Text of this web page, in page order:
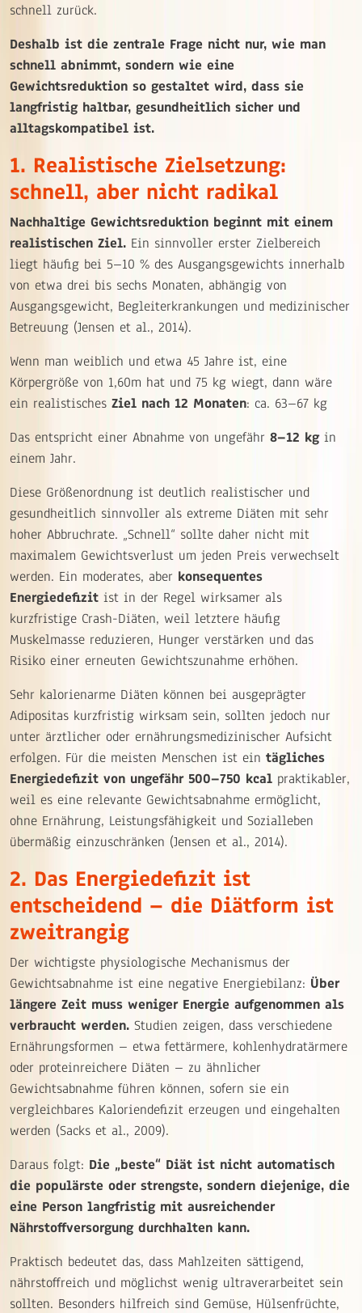
schnell zurück.
Deshalb ist die zentrale Frage nicht nur, wie man
schnell abnimmt, sondern wie eine
Gewichtsreduktion so gestaltet wird, dass sie
langfristig haltbar, gesundheitlich sicher und
alltagskompatibel ist.
1. Realistische Zielsetzung:
schnell, aber nicht radikal
Nachhaltige Gewichtsreduktion beginnt mit einem
realistischen Ziel. Ein sinnvoller erster Zielbereich
liegt häufig bei 5–10 % des Ausgangsgewichts innerhalb
von etwa drei bis sechs Monaten, abhängig von
Ausgangsgewicht, Begleiterkrankungen und medizinischer
Betreuung (Jensen et al., 2014).
Wenn man weiblich und etwa 45 Jahre ist, eine
Körpergröße von 1,60m hat und 75 kg wiegt, dann wäre
ein realistisches Ziel nach 12 Monaten: ca. 63–67 kg
Das entspricht einer Abnahme von ungefähr 8–12 kgin
einem Jahr.
Diese Größenordnung ist deutlich realistischer und
gesundheitlich sinnvoller als extreme Diäten mit sehr
hoher Abbruchrate. „Schnell“ sollte daher nicht mit
maximalem Gewichtsverlust um jeden Preis verwechselt
werden. Ein moderates, aber konsequentes
Energiedefizit ist in der Regel wirksamer als
kurzfristige Crash-Diäten, weil letztere häufig
Muskelmasse reduzieren, Hunger verstärken und das
Risiko einer erneuten Gewichtszunahme erhöhen.
Sehr kalorienarme Diäten können bei ausgeprägter
Adipositas kurzfristig wirksam sein, sollten jedoch nur
unter ärztlicher oder ernährungsmedizinischer Aufsicht
erfolgen. Für die meisten Menschen ist ein tägliches
Energiedefizit von ungefähr 500–750 kcal praktikabler,
weil es eine relevante Gewichtsabnahme ermöglicht,
ohne Ernährung, Leistungsfähigkeit und Sozialleben
übermäßig einzuschränken (Jensen et al., 2014).
2. Das Energiedefizit ist
entscheidend – die Diätform ist
zweitrangig
Der wichtigste physiologische Mechanismus der
Gewichtsabnahme ist eine negative Energiebilanz: Über
längere Zeit muss weniger Energie aufgenommen als
verbraucht werden. Studien zeigen, dass verschiedene
Ernährungsformen – etwa fettärmere, kohlenhydratärmere
oder proteinreichere Diäten – zu ähnlicher
Gewichtsabnahme führen können, sofern sie ein
vergleichbares Kaloriendefizit erzeugen und eingehalten
werden (Sacks et al., 2009).
Daraus folgt: Die „beste“ Diät ist nicht automatisch
die populärste oder strengste, sondern diejenige, die
eine Person langfristig mit ausreichender
Nährstoffversorgung durchhalten kann.
Praktisch bedeutet das, dass Mahlzeiten sättigend,
nährstoffreich und möglichst wenig ultraverarbeitet sein
sollten. Besonders hilfreich sind Gemüse, Hülsenfrüchte,